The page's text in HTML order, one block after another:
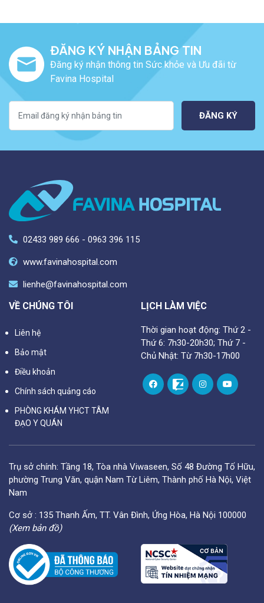
ĐĂNG KÝ NHẬN BẢNG TIN
Đăng ký nhận thông tin Sức khỏe và Ưu đãi từ
Favina Hospital
ĐĂNG KÝ
02433 989 666 - 0963 396 115
www.favinahospital.com
lienhe@favinahospital.com
VỀ CHÚNG TÔI
Liên hệ
Bảo mật
Điều khoản
Chính sách quảng cáo
PHÒNG KHÁM YHCT TÂM
ĐẠO Y QUÁN
LỊCH LÀM VIỆC
Thời gian hoạt động: Thứ 2 -
Thứ 6: 7h30-20h30; Thứ 7 -
Chủ Nhật: Từ 7h30-17h00
Trụ sở chính: Tầng 18, Tòa nhà Viwaseen, Số 48 Đường Tố Hữu,
phường Trung Văn, quận Nam Từ Liêm, Thành phố Hà Nội, Việt
Nam
Cơ sở : 135 Thanh Ấm, TT. Vân Đình, Ứng Hòa, Hà Nội 100000
(Xem bản đồ)